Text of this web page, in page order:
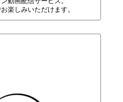
楽しみいただけます。